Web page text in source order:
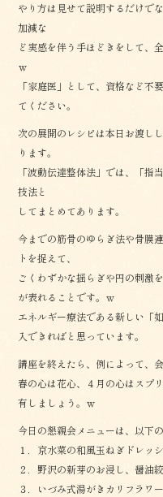
やり方は見せて説明するだけで
加減な
ど実感を伴う手ほどきをして、
ｗ
「家庭医」として、資格など不
てください。
次の展開のレシピは本日お渡し
ります。
「波動伝達整体法」では、「指
技法と
してまとめてあります。
今までの筋骨のゆらぎ法や骨膜
トを捉えて、
ごくわずかな揺らぎや円の刺激
が表れることです。ｗ
エネルギー療法である新しい「
入できればと思っています。
講座を終えたら、例によって、
春の心は花心、４月の心はスプ
有しましょう。ｗ
今日の懇親会メニューは、以下の
１．京水菜の和風玉ねぎドレッ
２．野沢の新芽のお浸し、醤油
３．いづみ式湯がきカリフラワ